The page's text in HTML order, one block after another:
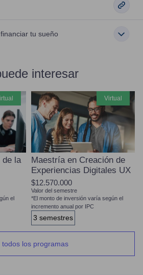
tu sueño
interesar
virtual
de la
el
virtual
Maestría en Creación de
Experiencias Digitales UX
$12.570.000
Valor del semestre
*El monto de inversión varía según el
incremento anual por IPC
3 semestres
todos los programas